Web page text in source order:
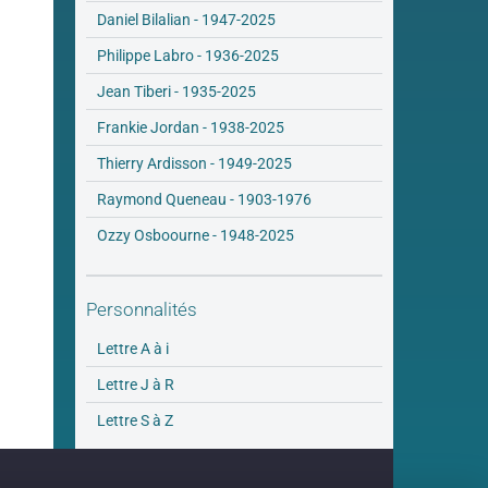
Daniel Bilalian - 1947-2025
Philippe Labro - 1936-2025
Jean Tiberi - 1935-2025
Frankie Jordan - 1938-2025
Thierry Ardisson - 1949-2025
Raymond Queneau - 1903-1976
Ozzy Osboourne - 1948-2025
Personnalités
Lettre A à i
Lettre J à R
Lettre S à Z